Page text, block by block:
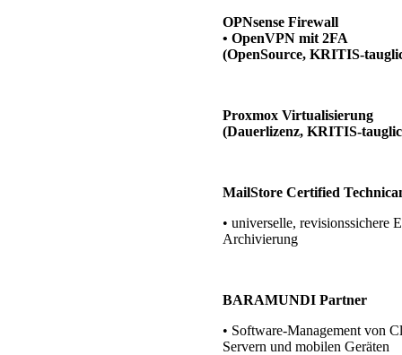
OPNsense Firewall
• OpenVPN mit 2FA
(OpenSource, KRITIS-
Proxmox Virtualisierung
(Dauerlizenz, KRITIS-
MailStore Certified
• universelle, revisionssichere
Archivierung
BARAMUNDI Partner
• Software-Management von
Servern und mobilen Geräten